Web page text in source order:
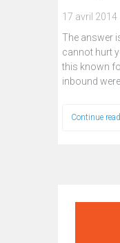
17 avril 2014
The answer
cannot hurt
this known
inbound
Continue